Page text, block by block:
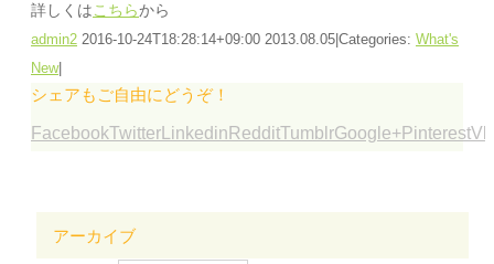
詳しくはこちらから
admin2 2016-10-24T18:28:14+09:00 2013.08.05 Categories: What's
New|
シェアもご自由にどうぞ！
FacebookTwitter Linkedin RedditTumblrGoogle+PinterestVk
アーカイブ